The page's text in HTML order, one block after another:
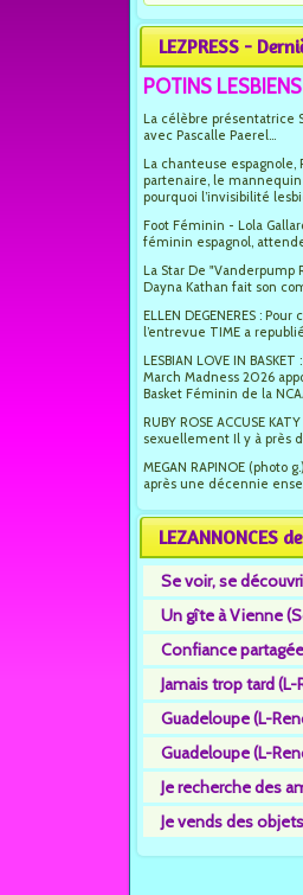
LEZPRESS -
POTINS LESBIENS
La célèbre présentatrice
avec Pascalle Paerel...
La chanteuse espagnole,
partenaire, le mannequin
pourquoi l’invisibilité
Foot Féminin - Lola
féminin espagnol,
La Star De "Vanderpump
Dayna Kathan fait son
ELLEN DEGENERES :
l’entrevue TIME a
LESBIAN LOVE IN
March Madness 2026
Basket Féminin de la
RUBY ROSE ACCUSE
sexuellement Il y à près
MEGAN RAPINOE (photo
après une décennie
LEZANNONCES
Se voir, se
Un gîte à Vienne
Confiance
Jamais trop tard
Guadeloupe (L-
Guadeloupe (L-
Je recherche des
Je vends des